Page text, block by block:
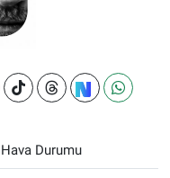
Hava Durumu